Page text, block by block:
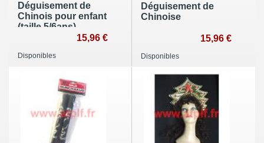
Déguisement de
Chinois pour enfant
(taille 5/6ans)
15,96 €
Disponibles
Déguisement de
Chinoise
15,96 €
Disponibles